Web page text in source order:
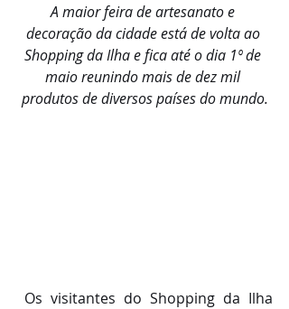
A maior feira de artesanato e
decoração da cidade está de volta ao
Shopping da Ilha e fica até o dia 1º de
maio reunindo mais de dez mil
produtos de diversos países do mundo.